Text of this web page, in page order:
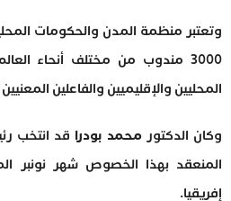
وتعتبر منظمة المدن والحكومات
3000 مندوب من مختلف أنحاء
المحليين والإقليميين والفاعلين
وكان الدكتورمحمد بودرا قد انتخب
المنعقد بهذا الخصوص شهر نونبر
إفريقيا.